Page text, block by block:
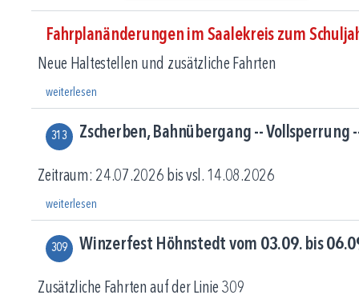
Fahrplanänderungen im Saalekreis zum
Neue Haltestellen und zusätzliche Fahrten
weiterlesen
313 Zscherben, Bahnübergang --
Zeitraum: 24.07.2026 bis vsl. 14.08.2026
weiterlesen
309 Winzerfest Höhnstedt vom 03.09. bis
Zusätzliche Fahrten auf der Linie 309